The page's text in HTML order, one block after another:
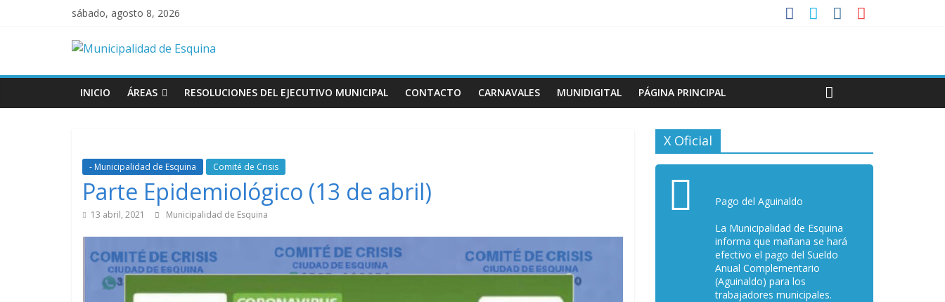
sábado, agosto 8, 2026
INICIO ÁREAS RESOLUCIONES DEL EJECUTIVO MUNICIPAL CONTACTO CARNAVALES MUNIDIGITAL PÁGINA PRINCIPAL
- Municipalidad de Esquina Comité de Crisis
Parte Epidemiológico (13 de abril)
13 abril, 2021 Municipalidad de Esquina
X Oficial
Pago del Aguinaldo
La Municipalidad de Esquina
informa que mañana se hará
efectivo el pago del Sueldo
Anual Complementario
(Aguinaldo) para los
trabajadores municipales.